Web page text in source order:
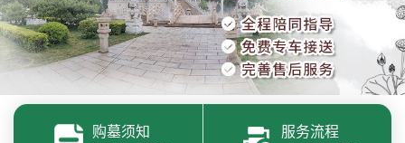
购墓须知 服务流程